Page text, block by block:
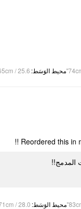
محيط الوَسَط:
/ 25.6"
Reordered this in
المدمج!!
محيط الوَسَط:
/ 28.0"